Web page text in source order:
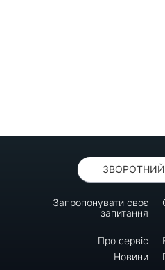
Запропонувати своє
запитання
Про сервіс
Новини